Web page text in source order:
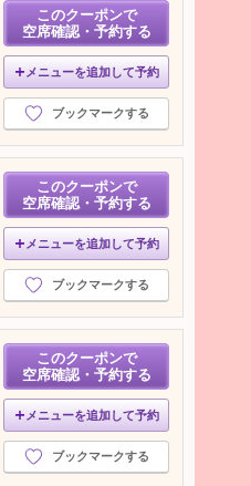
このクーポンで
空席確認・予約する
メニューを追加して予約
ブックマークする
このクーポンで
空席確認・予約する
メニューを追加して予約
ブックマークする
このクーポンで
空席確認・予約する
メニューを追加して予約
ブックマークする